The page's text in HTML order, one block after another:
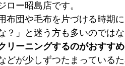
ロー昭島店です。
布団や毛布を片づける時期
？」と迷う方も多いのではな
リーニングするのがおすすめ
どが少しずつたまっている